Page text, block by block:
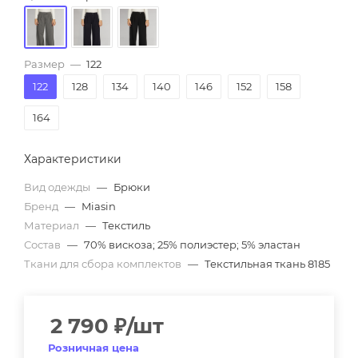
Размер — 122
122
128 134 140 146 152 158
164
Характеристики
Вид одежды — Брюки
Бренд — Miasin
Материал — Текстиль
Состав — 70% вискоза; 25% полиэстер; 5% эластан
Ткани для сбора комплектов — Текстильная ткань 8185
2 790 ₽/шт
Розничная цена